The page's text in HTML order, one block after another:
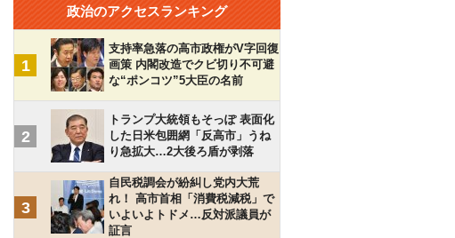
政治のアクセスランキング
1
支持率急落の高市政権がV字回復
画策 内閣改造でクビ切り不可避
な“ポンコツ”5大臣の名前
2
トランプ大統領もそっぽ 表面化
した日米包囲網「反高市」うね
り急拡大…2大後ろ盾が剥落
3
自民税調会が紛糾し党内大荒
れ！ 高市首相「消費税減税」で
いよいよトドメ…反対派議員が
証言